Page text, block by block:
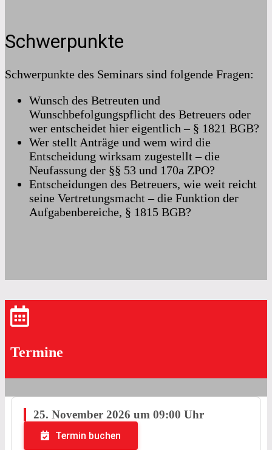
Schwerpunkte
Schwerpunkte des Seminars sind folgende Fragen:
Wunsch des Betreuten und
Wunschbefolgungspflicht des Betreuers oder
wer entscheidet hier eigentlich – § 1821 BGB?
Wer stellt Anträge und wem wird die
Entscheidung wirksam zugestellt – die
Neufassung der §§ 53 und 170a ZPO?
Entscheidungen des Betreuers, wie weit reicht
seine Vertretungsmacht – die Funktion der
Aufgabenbereiche, § 1815 BGB?
Termine
25. November 2026 um 09:00 Uhr
Termin buchen